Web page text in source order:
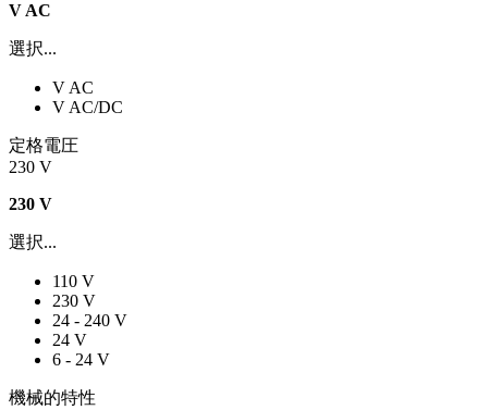
V AC
選択...
V AC
V AC/DC
定格電圧
230 V
230 V
選択...
110 V
230 V
24 - 240 V
24 V
6 - 24 V
機械的特性